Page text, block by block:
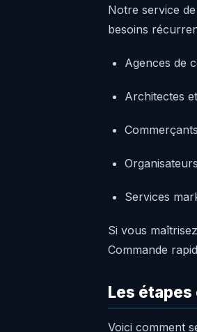
Notre service
besoins
Agences de
Architectes
Services
Si vous
Commande
Les
Voici comment